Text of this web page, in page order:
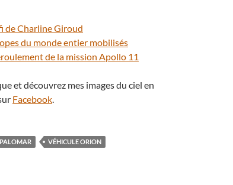
de Charline Giroud
du monde entier mobilisés
de la mission Apollo 11
et découvrez mes images du ciel en
Facebook.
VÉHICULE ORION